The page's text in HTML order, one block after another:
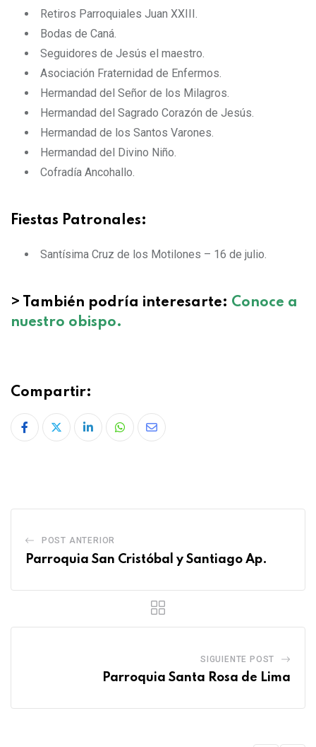
Retiros Parroquiales Juan XXIII.
Bodas de Caná.
Seguidores de Jesús el maestro.
Asociación Fraternidad de Enfermos.
Hermandad del Señor de los Milagros.
Hermandad del Sagrado Corazón de Jesús.
Hermandad de los Santos Varones.
Hermandad del Divino Niño.
Cofradía Ancohallo.
Fiestas Patronales:
Santísima Cruz de los Motilones – 16 de julio.
> También podría interesarte: Conoce a
nuestro obispo.
Compartir:
POST ANTERIOR
Parroquia San Cristóbal y Santiago Ap.
SIGUIENTE POST
Parroquia Santa Rosa de Lima